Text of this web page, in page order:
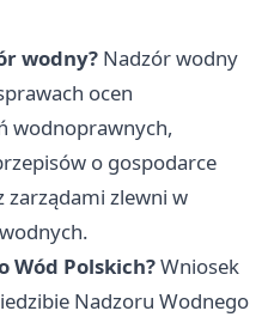
wodny? Nadzór wodny
ocen
wodnoprawnych,
o gospodarce
zarządami zlewni w
Wód Polskich?Wniosek
Nadzoru Wodnego